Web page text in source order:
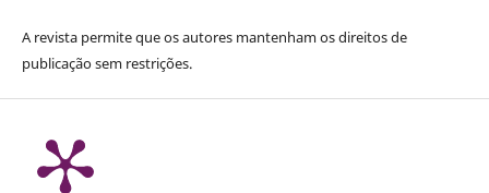
A revista permite que os autores mantenham os direitos de
publicação sem restrições.